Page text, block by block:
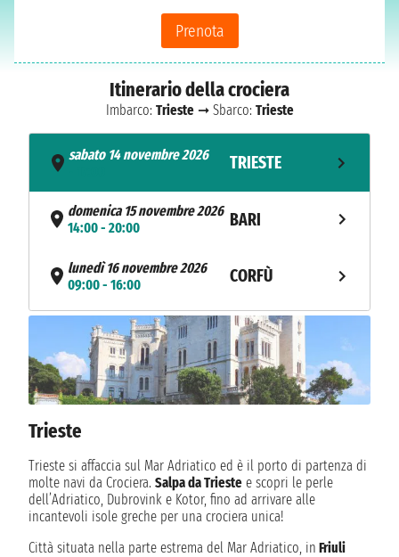
Prenota
Itinerario della crociera
Imbarco: Trieste➞ Sbarco: Trieste
sabato 14 novembre 2026
TRIESTE
domenica 15 novembre 2026
14:00 - 20:00
BARI
lunedì 16 novembre 2026
09:00 - 16:00
CORFÙ
martedì 17 novembre 2026
10:00 - 20:00
SIRACUSA
mercoledì 18 novembre 2026
07:00 - 13:00
LA VALLETTA
giovedì 19 novembre 2026
venerdì 20 novembre 2026
09:00
TRIESTE
Trieste
Trieste si affaccia sul Mar Adriatico ed è il porto di partenza di
molte navi da Crociera. Salpa da Trieste e scopri le perle
dell’Adriatico, Dubrovink e Kotor, fino ad arrivare alle
incantevoli isole greche per una crociera unica!
Città situata nella parte estrema del Mar Adriatico, in Friuli